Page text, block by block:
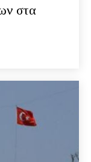
στα